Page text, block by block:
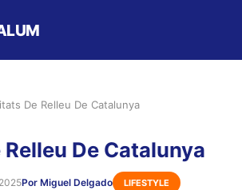
De Relleu De Catalunya
De Catalunya
Por Miguel Delgado LIFESTYLE